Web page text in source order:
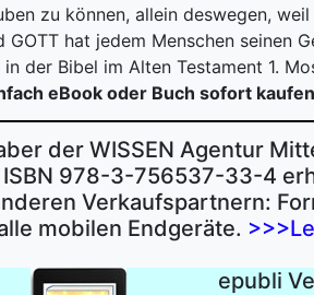
zu können, allein deswegen,
hat jedem Menschen seinen
der Bibel im Alten Testament 1.
eBook oder Buch sofort
der WISSEN Agentur
ISBN 978-3-756537-33-4
Verkaufspartnern:
mobilen Endgeräte.
epubli